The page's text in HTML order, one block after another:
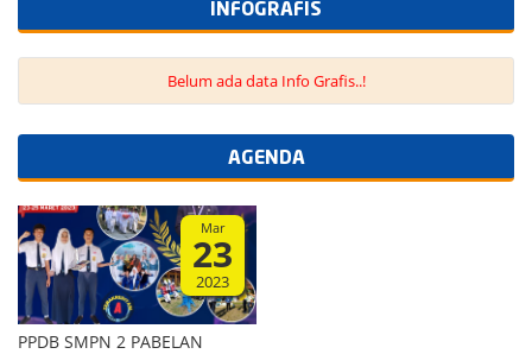
INFOGRAFIS
Belum ada data Info Grafis..!
AGENDA
Mar
23
2023
PPDB SMPN 2 PABELAN